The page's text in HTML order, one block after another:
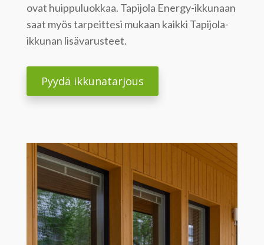
ovat huippuluokkaa. Tapijola Energy-ikkunaan
saat myös tarpeittesi mukaan kaikki Tapijola-
ikkunan lisävarusteet.
Pyydä ikkunatarjous